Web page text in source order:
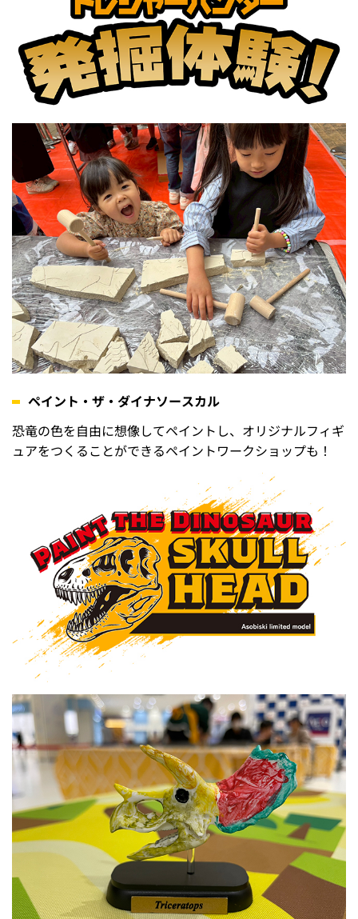
ペイント・ザ・ダイナソースカル
恐竜の色を自由に想像してペイントし、オリジナルフィギ
ュアをつくることができるペイントワークショップも！